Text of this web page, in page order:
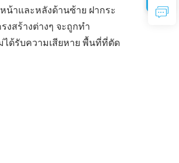
น้าและหลังด้านซ้าย ฝากระ
สร้างต่างๆ จะถูกทำ
ได้รับความเสียหาย พื้นที่ที่ตัด